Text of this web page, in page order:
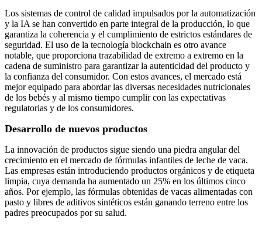
Los sistemas de control de calidad impulsados ​​por la automatización
y la IA se han convertido en parte integral de la producción, lo que
garantiza la coherencia y el cumplimiento de estrictos estándares de
seguridad. El uso de la tecnología blockchain es otro avance
notable, que proporciona trazabilidad de extremo a extremo en la
cadena de suministro para garantizar la autenticidad del producto y
la confianza del consumidor. Con estos avances, el mercado está
mejor equipado para abordar las diversas necesidades nutricionales
de los bebés y al mismo tiempo cumplir con las expectativas
regulatorias y de los consumidores.
Desarrollo de nuevos productos
La innovación de productos sigue siendo una piedra angular del
crecimiento en el mercado de fórmulas infantiles de leche de vaca.
Las empresas están introduciendo productos orgánicos y de etiqueta
limpia, cuya demanda ha aumentado un 25% en los últimos cinco
años. Por ejemplo, las fórmulas obtenidas de vacas alimentadas con
pasto y libres de aditivos sintéticos están ganando terreno entre los
padres preocupados por su salud.